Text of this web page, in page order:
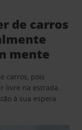
de carros
mente
carros, pois
livre na estrada.
à sua espera